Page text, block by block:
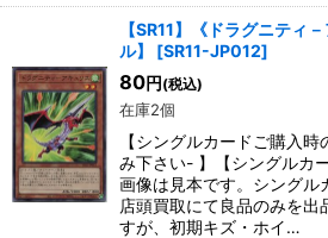
【SR11】《ドラグニティ
ル】
[SR11-JP012]
80円 (税込)
在庫2個
【シングルカードご購入
み下さい- 】【シングルカ
画像は見本です。シングル
店頭買取にて良品のみを出
すが、初期キズ・ホイ…